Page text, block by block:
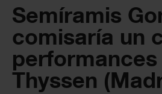
Semíramis
comisaría un
performances
Thyssen